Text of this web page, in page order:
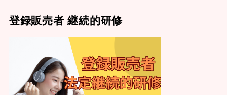
登録販売者 継続的研修